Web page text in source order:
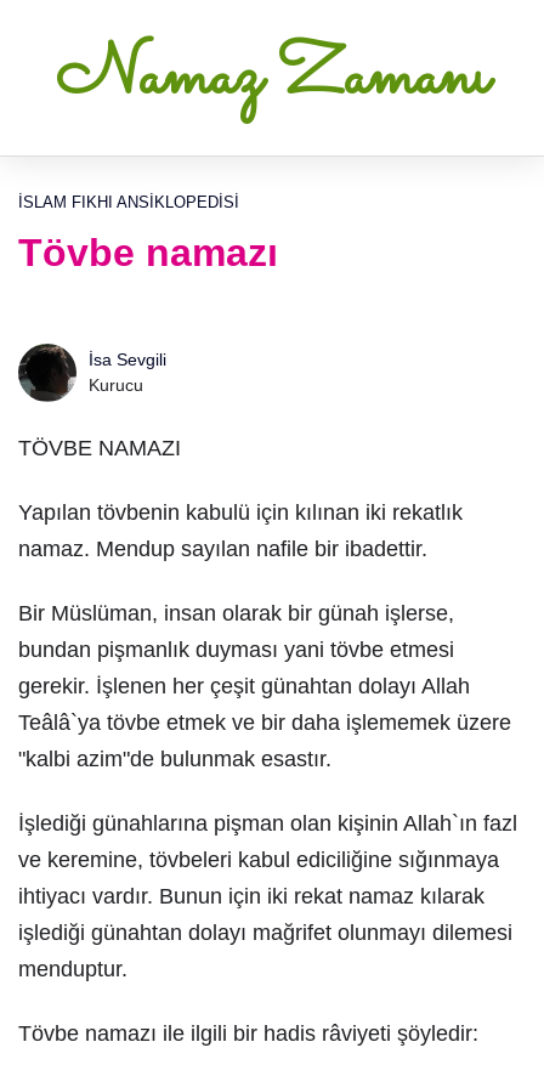
Namaz Zamanı
İSLAM FIKHI ANSIKLOPEDISI
Tövbe namazı
İsa Sevgili
Kurucu
TÖVBE NAMAZI
Yapılan tövbenin kabulü için kılınan iki rekatlık
namaz. Mendup sayılan nafile bir ibadettir.
Bir Müslüman, insan olarak bir günah işlerse,
bundan pişmanlık duyması yani tövbe etmesi
gerekir. İşlenen her çeşit günahtan dolayı Allah
Teâlâ`ya tövbe etmek ve bir daha işlememek üzere
"kalbi azim"de bulunmak esastır.
İşlediği günahlarına pişman olan kişinin Allah`ın fazl
ve keremine, tövbeleri kabul ediciliğine sığınmaya
ihtiyacı vardır. Bunun için iki rekat namaz kılarak
işlediği günahtan dolayı mağrifet olunmayı dilemesi
menduptur.
Tövbe namazı ile ilgili bir hadis râviyeti şöyledir: